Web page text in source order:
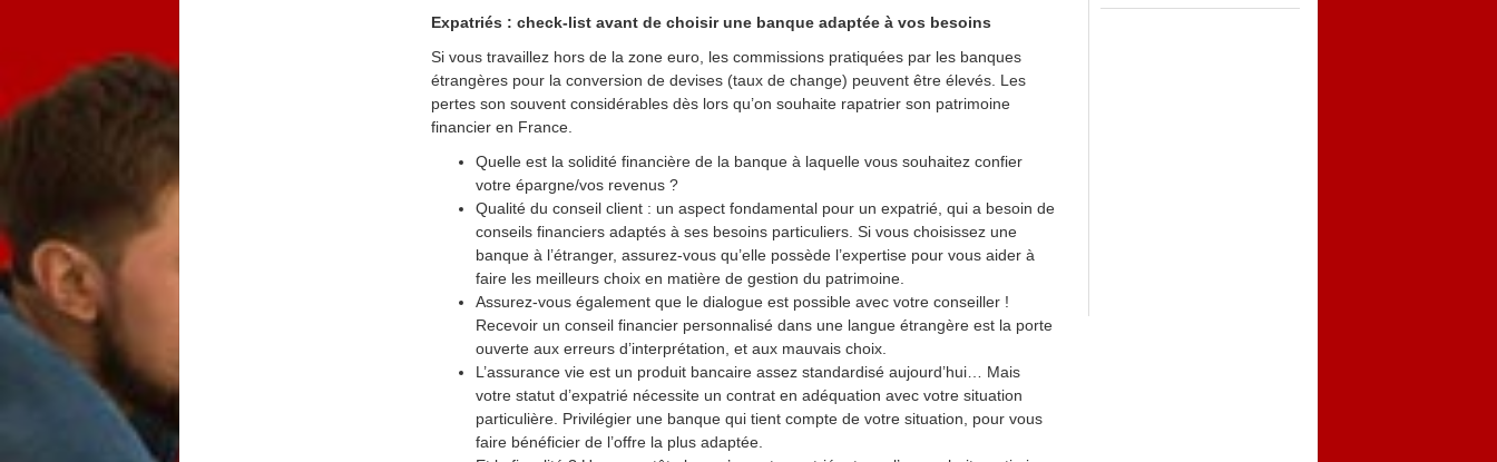
Expatriés : check-list avant de choisir une banque adaptée à vos besoins
Si vous travaillez hors de la zone euro, les commissions pratiquées par les banques
étrangères pour la conversion de devises (taux de change) peuvent être élevés. Les
pertes son souvent considérables dès lors qu’on souhaite rapatrier son patrimoine
financier en France.
Quelle est la solidité financière de la banque à laquelle vous souhaitez confier
votre épargne/vos revenus ?
Qualité du conseil client : un aspect fondamental pour un expatrié, qui a besoin de
conseils financiers adaptés à ses besoins particuliers. Si vous choisissez une
banque à l’étranger, assurez-vous qu’elle possède l’expertise pour vous aider à
faire les meilleurs choix en matière de gestion du patrimoine.
Assurez-vous également que le dialogue est possible avec votre conseiller !
Recevoir un conseil financier personnalisé dans une langue étrangère est la porte
ouverte aux erreurs d’interprétation, et aux mauvais choix.
L’assurance vie est un produit bancaire assez standardisé aujourd’hui… Mais
votre statut d’expatrié nécessite un contrat en adéquation avec votre situation
particulière. Privilégier une banque qui tient compte de votre situation, pour vous
faire bénéficier de l’offre la plus adaptée.